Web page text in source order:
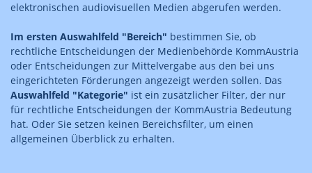
elektronischen audiovisuellen Medien abgerufen werden.
Im ersten Auswahlfeld "Bereich" bestimmen Sie, ob
rechtliche Entscheidungen der Medienbehörde KommAustria
oder Entscheidungen zur Mittelvergabe aus den bei uns
eingerichteten Förderungen angezeigt werden sollen. Das
Auswahlfeld "Kategorie" ist ein zusätzlicher Filter, der nur
für rechtliche Entscheidungen der KommAustria Bedeutung
hat. Oder Sie setzen keinen Bereichsfilter, um einen
allgemeinen Überblick zu erhalten.